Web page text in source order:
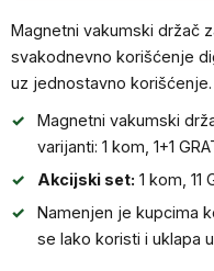
Magnetni vakumski držač
svakodnevno korišćenje
uz jednostavno korišćenje.
Magnetni vakumski
varijanti: 1 kom, 1+1
Akcijski set: 1 kom, 11
Namenjen je kupcima
se lako koristi i uklapa